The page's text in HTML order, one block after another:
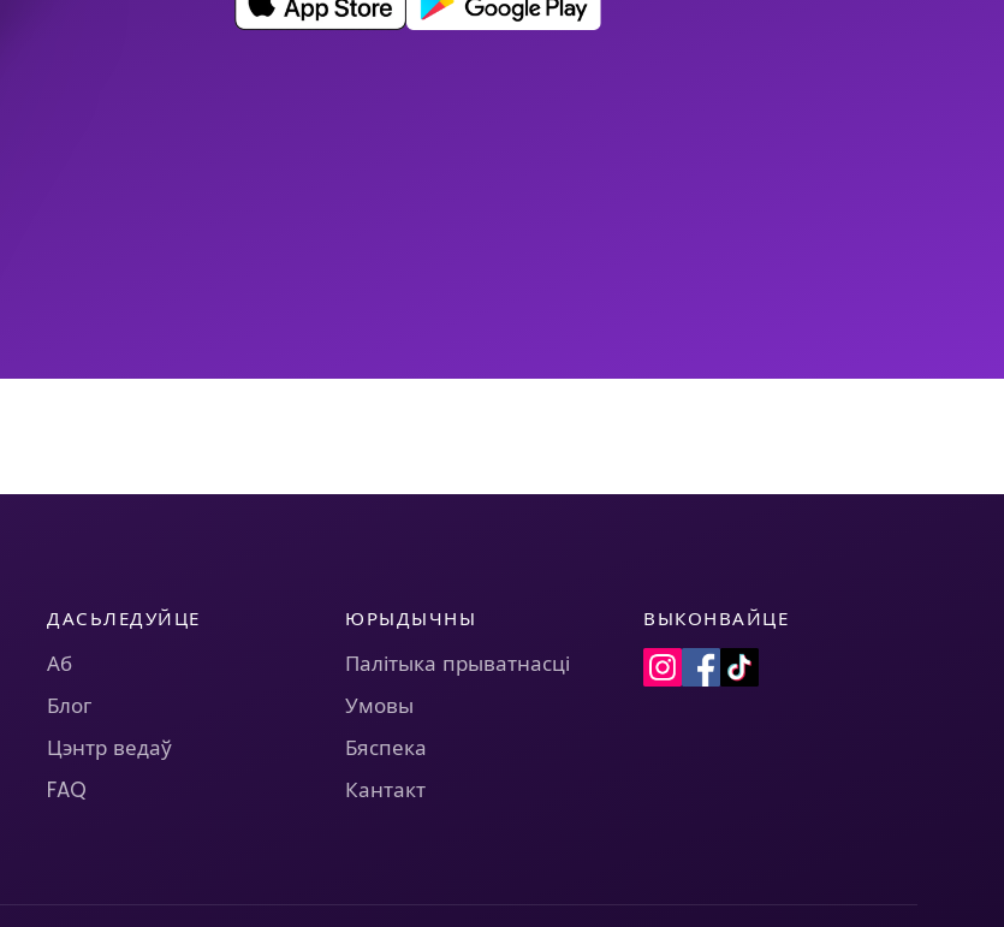
ДАСЬЛЕДУЙЦЕ
Аб
Блог
Цэнтр ведаў
FAQ
ЮРЫДЫЧНЫ
Палітыка прыватнасці
Умовы
Бяспека
Кантакт
ВЫКОНВАЙЦЕ